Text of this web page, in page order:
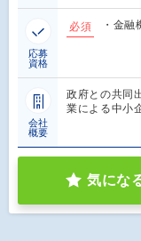
応募
資格
必須 ・金
会社
概要
政府との共同
業による中小
気にな